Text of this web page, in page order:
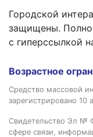
Городской
защищены.
с гиперссылкой
Возрастное
Средство массовой
зарегистрировано 10
Свидетельство Эл №
сфере связи,